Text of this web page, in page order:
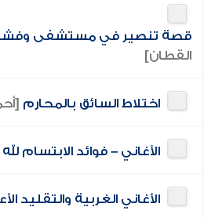
قصة تنصير في مستشفى
القطان]
اختلاط السائق بالمحارم
الأغاني – فوائد الابتسام لله
الأغاني الغربية والتقليد